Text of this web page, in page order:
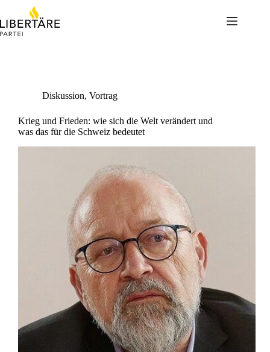
content
Diskussion, Vortrag
Krieg und Frieden: wie sich die Welt verändert und
was das für die Schweiz bedeutet